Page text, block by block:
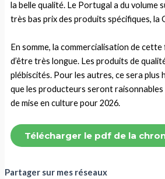
la belle qualité. Le Portugal a du volume
très bas prix des produits spécifiques, la
En somme, la commercialisation de
d’être très longue. Les produits de
plébiscités. Pour les autres, ce sera plus
que les producteurs seront raisonnables
de mise en culture pour 2026.
Télécharger le pdf de la
Partager sur mes réseaux